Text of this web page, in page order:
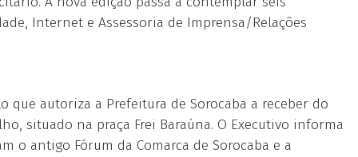
Internet e Assessoria de Imprensa/Relações
autoriza a Prefeitura de Sorocaba a receber do
situado na praça Frei Baraúna. O Executivo informa
o antigo Fórum da Comarca de Sorocaba e a